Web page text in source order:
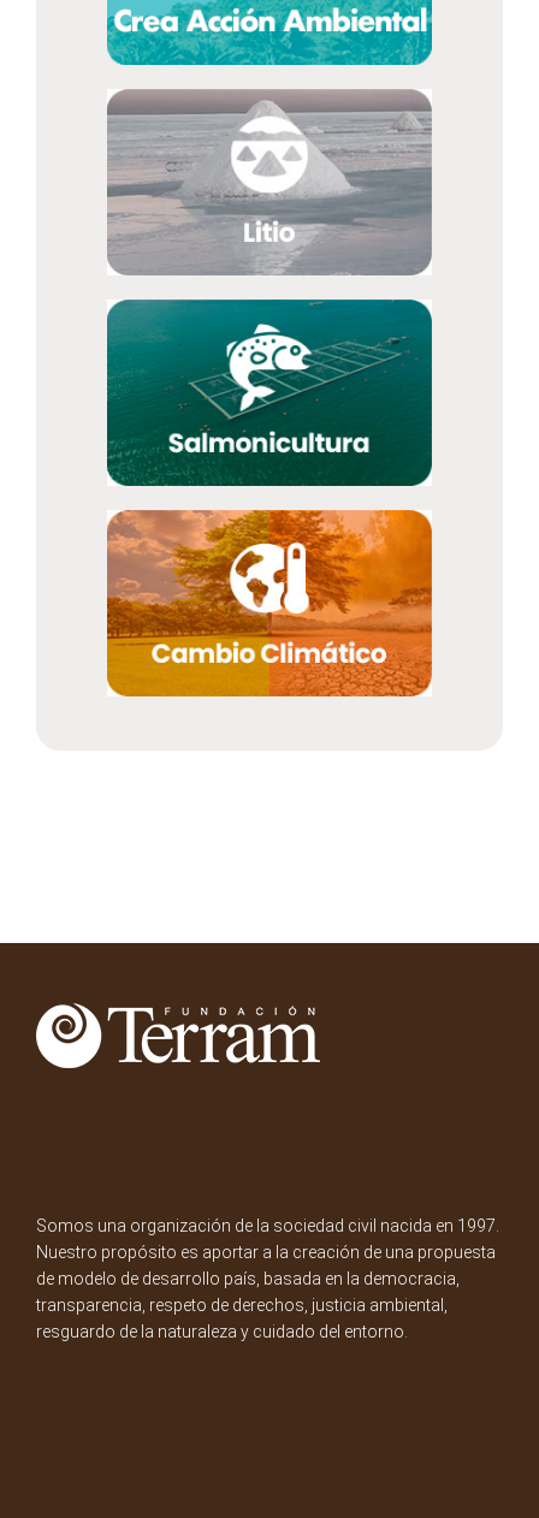
Somos una organización de la sociedad civil nacida en 1997.
Nuestro propósito es aportar a la creación de una propuesta
de modelo de desarrollo país, basada en la democracia,
transparencia, respeto de derechos, justicia ambiental,
resguardo de la naturaleza y cuidado del entorno.